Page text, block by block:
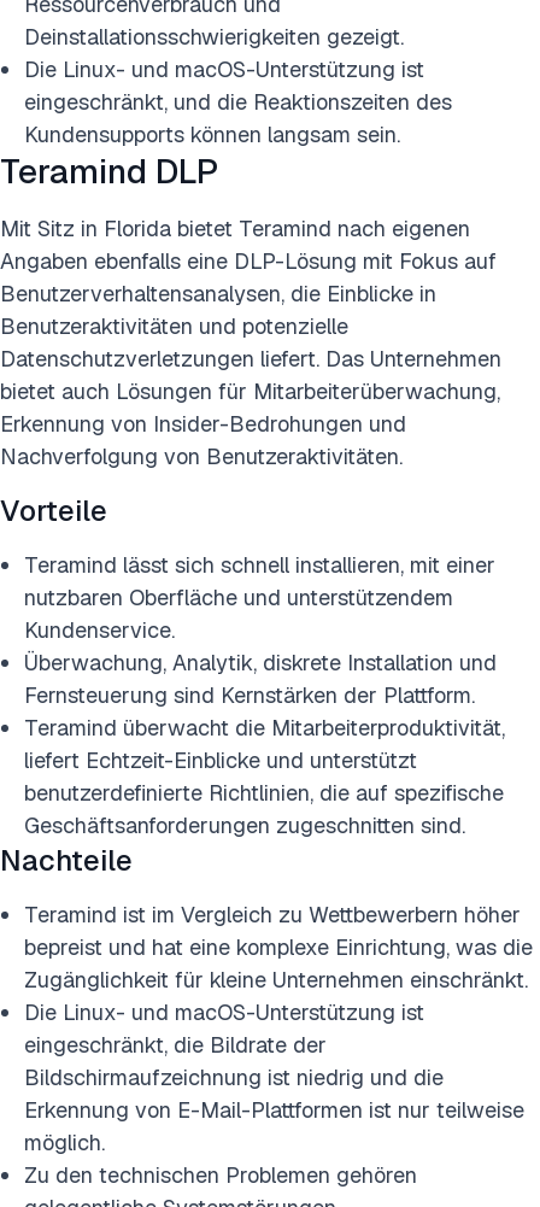
Deinstallationsschwierigkeiten gezeigt.
Die Linux- und macOS-Unterstützung ist
eingeschränkt, und die Reaktionszeiten des
Kundensupports können langsam sein.
Teramind DLP
Mit Sitz in Florida bietet Teramind nach eigenen
Angaben ebenfalls eine DLP-Lösung mit Fokus auf
Benutzerverhaltensanalysen, die Einblicke in
Benutzeraktivitäten und potenzielle
Datenschutzverletzungen liefert. Das Unternehmen
bietet auch Lösungen für Mitarbeiterüberwachung,
Erkennung von Insider-Bedrohungen und
Nachverfolgung von Benutzeraktivitäten.
Vorteile
Teramind lässt sich schnell installieren, mit einer
nutzbaren Oberfläche und unterstützendem
Kundenservice.
Überwachung, Analytik, diskrete Installation und
Fernsteuerung sind Kernstärken der Plattform.
Teramind überwacht die Mitarbeiterproduktivität,
liefert Echtzeit-Einblicke und unterstützt
benutzerdefinierte Richtlinien, die auf spezifische
Geschäftsanforderungen zugeschnitten sind.
Nachteile
Teramind ist im Vergleich zu Wettbewerbern höher
bepreist und hat eine komplexe Einrichtung, was die
Zugänglichkeit für kleine Unternehmen einschränkt.
Die Linux- und macOS-Unterstützung ist
eingeschränkt, die Bildrate der
Bildschirmaufzeichnung ist niedrig und die
Erkennung von E-Mail-Plattformen ist nur teilweise
möglich.
Zu den technischen Problemen gehören